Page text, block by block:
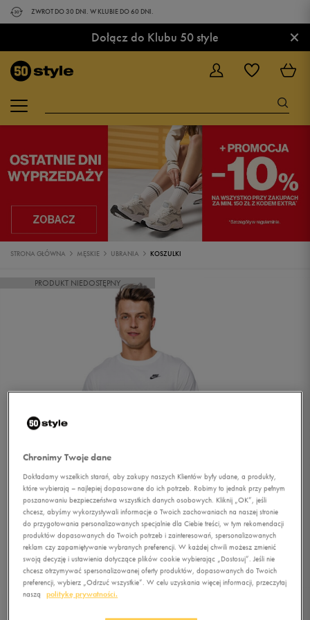
ZWROT DO 30 DNI. W KLUBIE DO 60 DNI.
Dołącz do Klubu 50 style ×
STRONA GŁÓWNA MĘSKIE UBRANIA KOSZULKI
PRODUKT NIEDOSTĘPNY
Chronimy Twoje dane
Dokładamy wszelkich starań, aby zakupy naszych Klientów były udane, a produkty,
które wybierają – najlepiej dopasowane do ich potrzeb. Robimy to jednak przy pełnym
poszanowaniu bezpieczeństwa wszystkich danych osobowych. Kliknij „OK”, jeśli
chcesz, abyśmy wykorzystywali informacje o Twoich zachowaniach na naszej stronie
do przygotowania personalizowanych specjalnie dla Ciebie treści, w tym rekomendacji
produktów dopasowanych do Twoich potrzeb i zainteresowań, spersonalizowanych
reklam czy zapamiętywanie wybranych preferencji. W każdej chwili możesz zmienić
swoją decyzję i ustawienia dotyczące plików cookie wybierając „Dostosuj”. Jeśli nie
chcesz otrzymywać spersonalizowanej oferty produktów, dopasowanych do Twoich
preferencji, wybierz „Odrzuć wszystkie”. W celu uzyskania więcej informacji, przeczytaj
naszą
politykę prywatności.